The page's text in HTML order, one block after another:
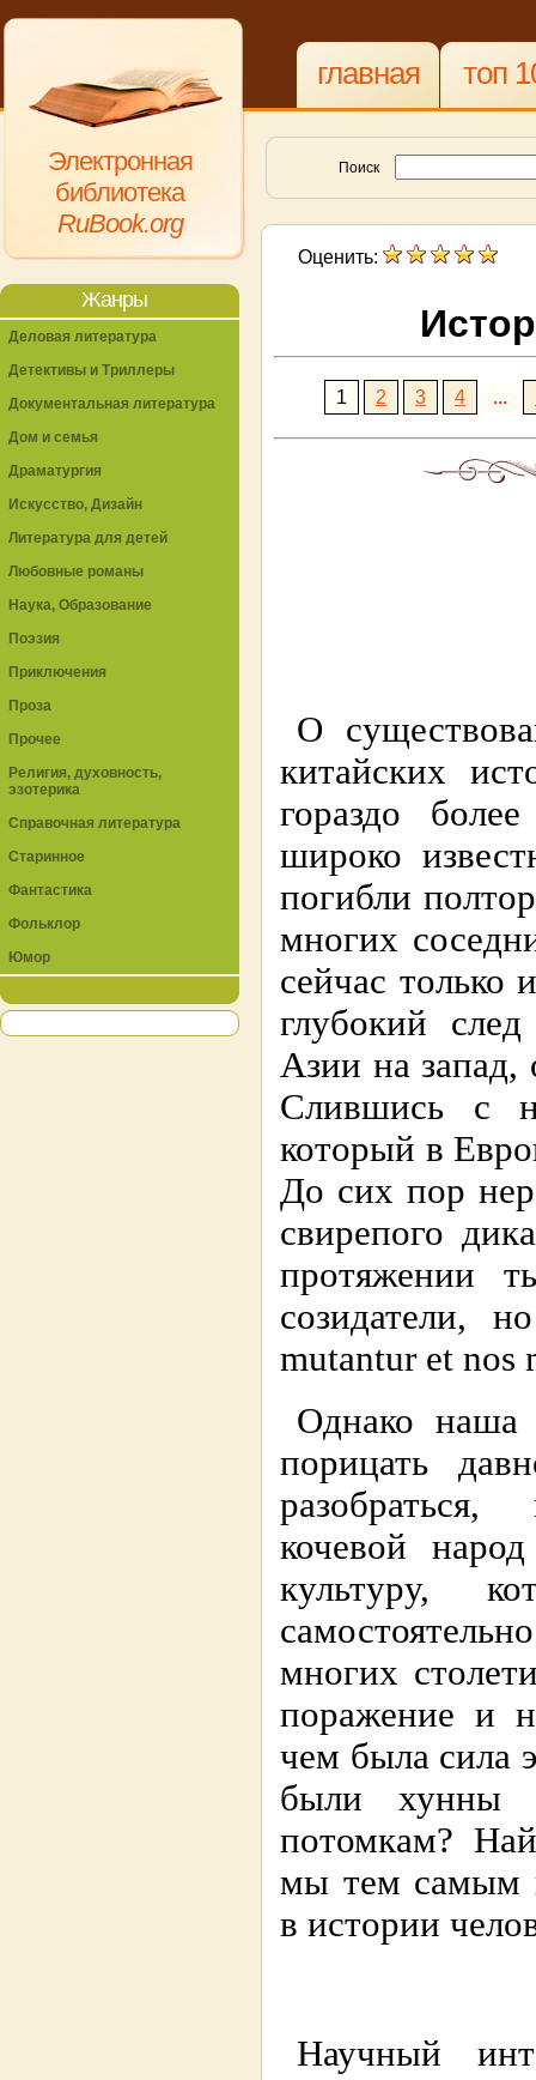
Электронная
библиотека
RuBook.org
главная топ
Поиск
Оценить:
1 2 3 4 ...
О
китайских
гораздо
широко
погибли
многих
сейчас только
глубокий
Азии на
Слившись с
который в
До сих пор
свирепого
протяжении
созидатели,
mutantur et
Однако наша
порицать
кочевой
культуру,
многих
поражение и
чем была сила
были хунны
потомкам?
мы тем самым
в истории
Научный
Жанры
Деловая литература
Детективы и Триллеры
Документальная литература
Дом и семья
Драматургия
Искусство, Дизайн
Литература для детей
Любовные романы
Наука, Образование
Поэзия
Приключения
Проза
Прочее
Религия, духовность,
эзотерика
Справочная литература
Старинное
Фантастика
Фольклор
Юмор